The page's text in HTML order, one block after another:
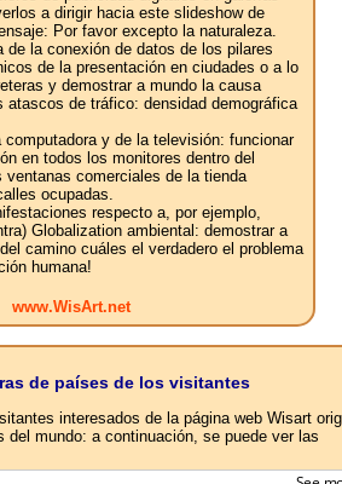
a dirigir hacia este slideshow de
Por favor excepto la naturaleza.
de la conexión de datos de los pilares
de la presentación en ciudades o a lo
y demostrar a mundo la causa
atascos de tráfico: densidad demográfica
computadora y de la televisión: funcionar
en todos los monitores dentro del
ventanas comerciales de la tienda
ocupadas.
respecto a, por ejemplo,
Globalization ambiental: demostrar a
camino cuáles el verdadero el problema
humana!
www.WisArt.net
de países de los visitantes
interesados ​​de la página web Wisart
del mundo: a continuación, se puede ver las